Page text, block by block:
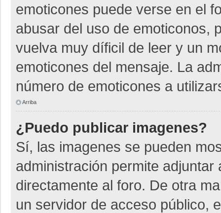
emoticones puede verse en el
abusar del uso de emoticonos,
vuelva muy díficil de leer y un
emoticones del mensaje. La
número de emoticones a
Arriba
¿Puedo publicar imagenes?
Sí, las imagenes se pueden
administración permite
directamente al foro. De otra
un servidor de acceso público,